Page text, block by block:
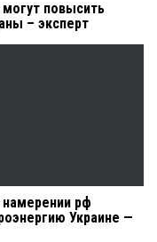
повысить
– эксперт
рф
Украине —